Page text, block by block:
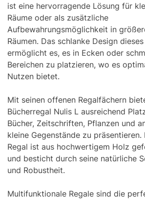
ist eine hervorragende Lösung für
Räume oder als zusätzliche
Aufbewahrungsmöglichkeit in
Räumen. Das schlanke Design
ermöglicht es, es in Ecken oder
Bereichen zu platzieren, wo es
Nutzen bietet.
Mit seinen offenen Regalfächern
Bücherregal Nulis L ausreichend
Bücher, Zeitschriften, Pflanzen und
kleine Gegenstände zu präsentieren.
Regal ist aus hochwertigem Holz
und besticht durch seine natürliche
und Robustheit.
Multifunktionale Regale sind die